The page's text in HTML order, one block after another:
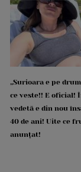
„Surioara e pe
ce veste!! E oficial!
vedetă e din nou
40 de ani! Uite ce
anunțat!